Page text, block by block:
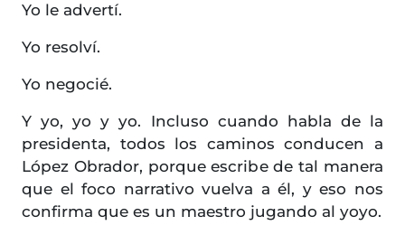
Yo le advertí.
Yo resolví.
Yo negocié.
Y yo, yo y yo. Incluso cuando habla de la
presidenta, todos los caminos conducen a
López Obrador, porque escribe de tal manera
que el foco narrativo vuelva a él, y eso nos
confirma que es un maestro jugando al yoyo.